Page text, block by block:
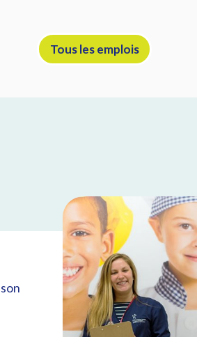
Tous les emplois